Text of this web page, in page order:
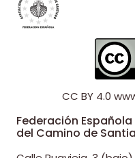
CC BY 4.0
Federación
del Camino de